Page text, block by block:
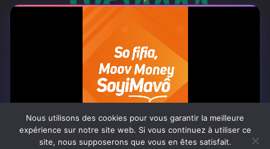
À PROPOS
Togo Post est un site d'information en ligne ...
Tel : +228 98 42 82 18
Contactez-nous:contact@togopost.tg
Nous utilisons des cookies pour vous garantir la meilleure
expérience sur notre site web. Si vous continuez à utiliser ce
site, nous supposerons que vous en êtes satisfait.